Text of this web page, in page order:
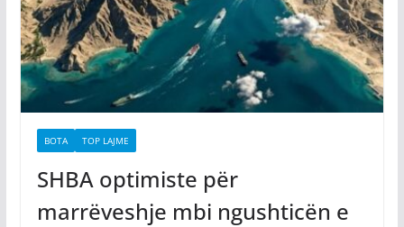
BOTA TOP LAJME
SHBA optimiste për
marrëveshje mbi ngushticën e